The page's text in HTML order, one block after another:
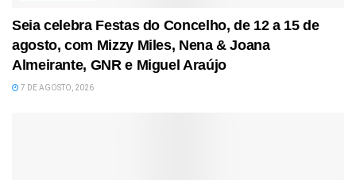
Seia celebra Festas do Concelho, de 12 a 15 de
agosto, com Mizzy Miles, Nena & Joana
Almeirante, GNR e Miguel Araújo
7 DE AGOSTO, 2026